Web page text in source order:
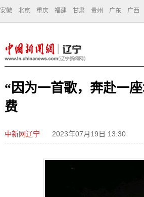
安徽 北京 重庆 福建 甘肃 贵州 广东 广西
“因为一首歌，奔赴一
费
中新网辽宁 2023年07月19日 13:30